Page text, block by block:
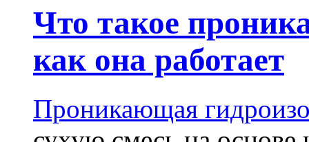
Что такое
как она работает
Проникающая